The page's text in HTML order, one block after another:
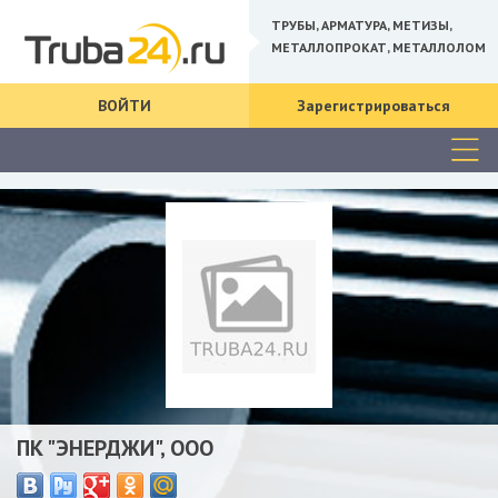
ТРУБЫ, АРМАТУРА, МЕТИЗЫ,
МЕТАЛЛОПРОКАТ, МЕТАЛЛОЛОМ
ВОЙТИ Зарегистрироваться
ПК "ЭНЕРДЖИ", ООО